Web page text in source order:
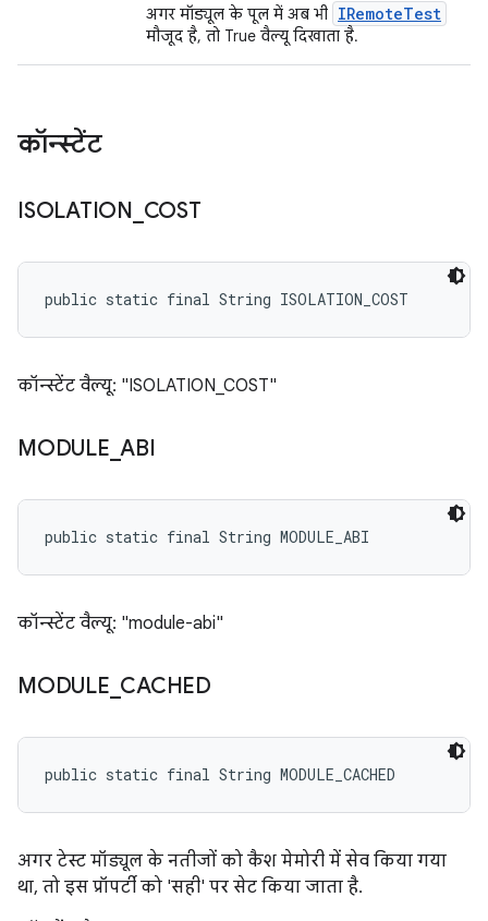
अगर मॉड्यूल के पूल में अब भी IRemoteTest
मौजूद है, तो True वैल्यू दिखाता है.
कॉन्स्टेंट
ISOLATION COST
public static final String ISOLATION_COST
कॉन्स्टेंट वैल्यू: "ISOLATION_COST"
MODULE _ABI
public static final String MODULE_ABI
कॉन्स्टेंट वैल्यू: "module-abi"
MODULE CACHED
public static final String MODULE_CACHED
अगर टेस्ट मॉड्यूल के नतीजों को कैश मेमोरी में सेव किया गया
था, तो इस प्रॉपर्टी को 'सही' पर सेट किया जाता है.